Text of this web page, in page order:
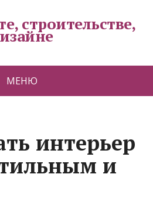
строительстве,
МЕНЮ
интерьер
и